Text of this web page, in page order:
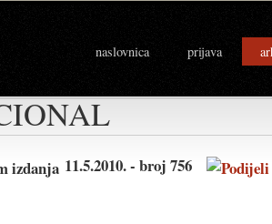
naslovnica prijava
11.5.2010. - broj 756